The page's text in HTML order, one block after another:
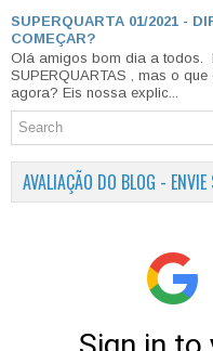
SUPERQUARTA 01/2021 -
COMEÇAR?
Olá amigos bom dia a todos.
SUPERQUARTAS , mas o
agora? Eis nossa explic...
AVALIAÇÃO DO BLOG - ENVIE